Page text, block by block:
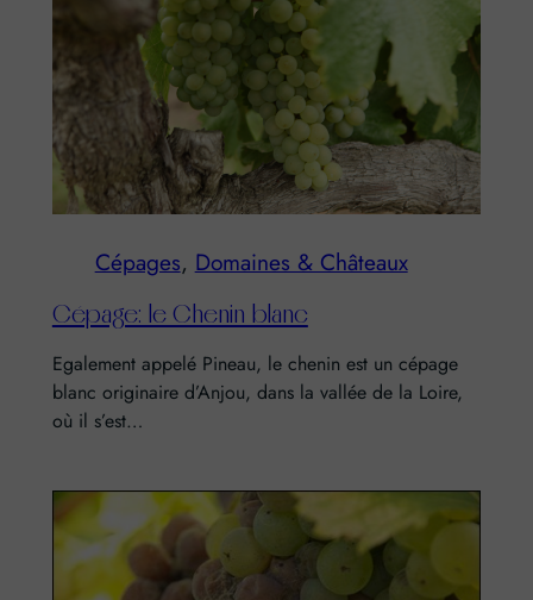
Cépages, Domaines & Châteaux
Cépage: le Chenin blanc
Egalement appelé Pineau, le chenin est un cépage
blanc originaire d’Anjou, dans la vallée de la Loire,
où il s’est…